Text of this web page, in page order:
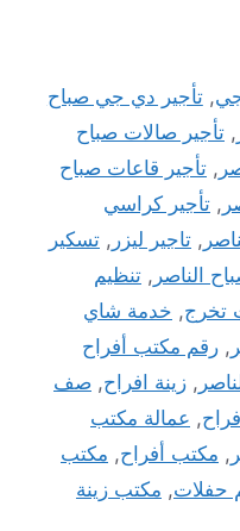
,تأجير دي جي صباح
, تأجير صالات صباح
, تأجير قاعات صباح
, تأجير كراسي
, تاجير ليزر , تسكير
الناصر , تنظيم
تخرج, خدمة شاي
, رقم مكتب أفراح
, زينة افراح, صف
, عمالة مكتب
, مكتب أفراح, مكتب
حفلات, مكتب زينة